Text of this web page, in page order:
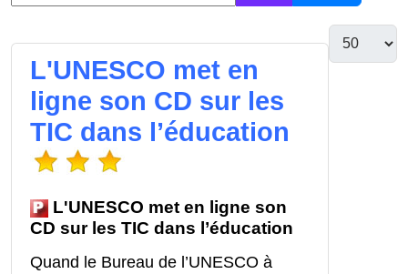
L'UNESCO met en
ligne son CD sur les
TIC dans l’éducation
L'UNESCO met en ligne son
CD sur les TIC dans l’éducation
Quand le Bureau de l’UNESCO à